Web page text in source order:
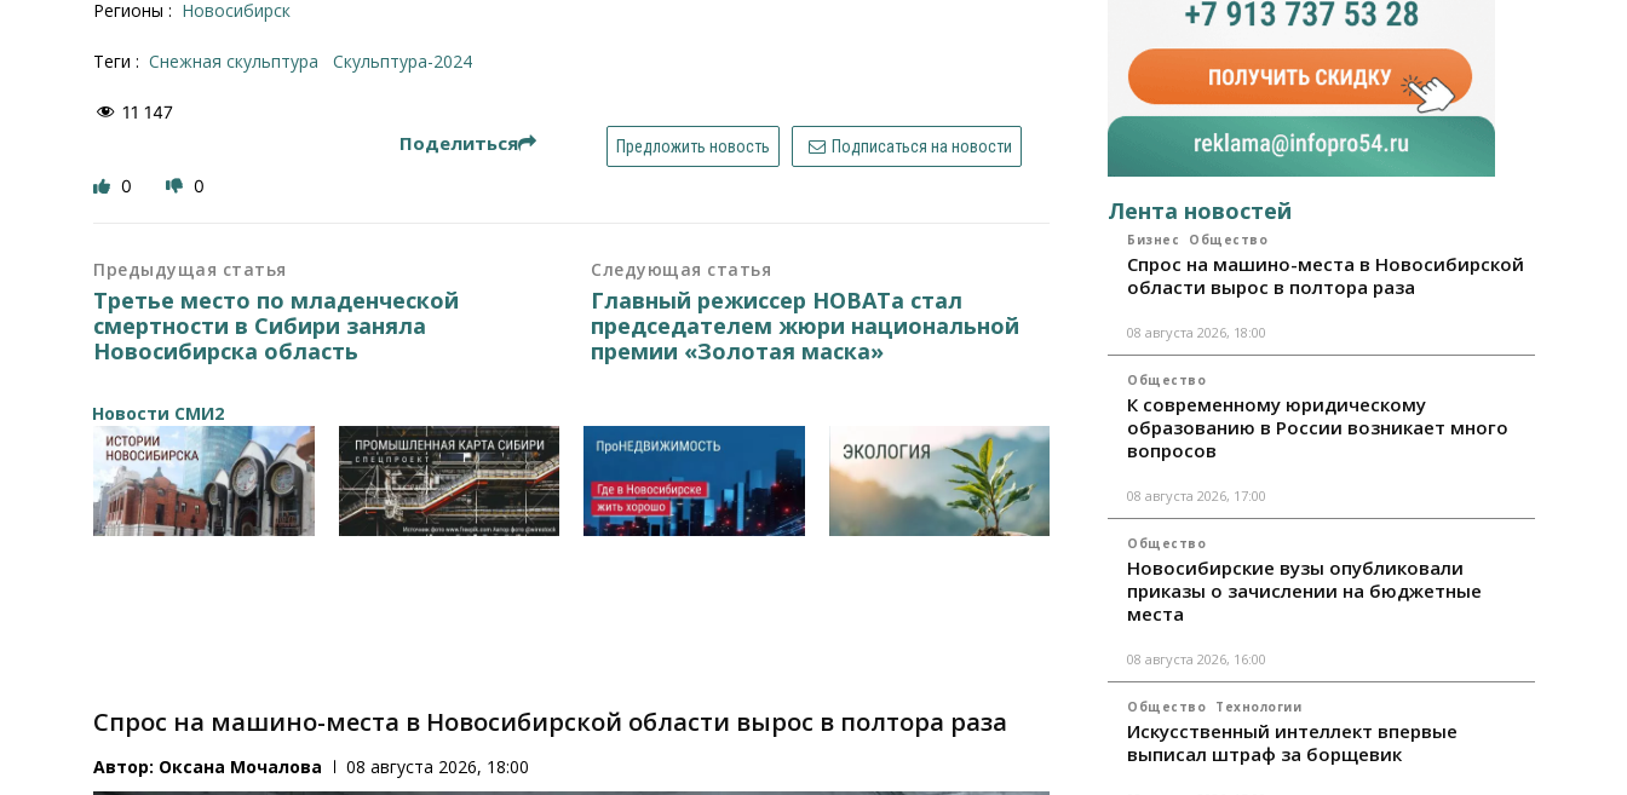
Регионы : Новосибирск
Теги : снежная скульптура Скульптура-2024
11 147
Поделиться Предложить новость Подписаться на новости
0 0
Предыдущая статья
Третье место по младенческой
смертности в Сибири заняла
Новосибирска область
Следующая статья
Главный режиссер НОВАТа стал
председателем жюри национальной
премии «Золотая маска»
Новости СМИ2
Спрос на машино-места в Новосибирской области вырос в полтора раза
Автор: Оксана Мочалова 08 августа 2026, 18:00
Лента новостей
Бизнес Общество
Спрос на машино-места в Новосибирской
области вырос в полтора раза
08 августа 2026, 18:00
Общество
К современному юридическому
образованию в России возникает много
вопросов
08 августа 2026, 17:00
Общество
Новосибирские вузы опубликовали
приказы о зачислении на бюджетные
места
08 августа 2026, 16:00
Общество Технологии
Искусственный интеллект впервые
выписал штраф за борщевик